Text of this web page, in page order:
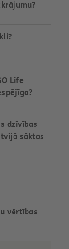
Life
dzīvības
sāktos
vērtības